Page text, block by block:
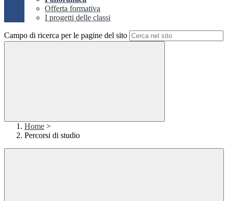
Offerta formativa
I progetti delle classi
Campo di ricerca per le pagine del sito
Home >
Percorsi di studio